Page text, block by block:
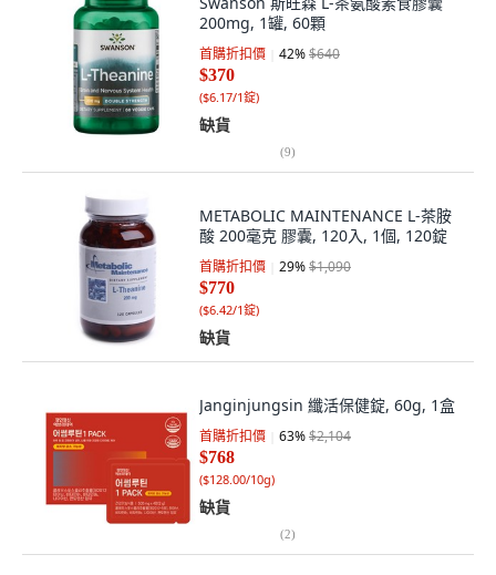
200mg, 1罐, 60顆
首購折扣價 42%$640
$370
($6.17/1錠)
缺貨
(9)
METABOLIC MAINTENANCE L-茶胺
酸 200毫克 膠囊, 120入, 1個, 120錠
首購折扣價 29%$1,090
$770
($6.42/1錠)
缺貨
Janginjungsin 纖活保健錠, 60g, 1盒
首購折扣價 63%$2,104
$768
($128.00/10g)
缺貨
(2)